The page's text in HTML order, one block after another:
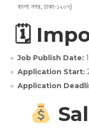
বাংলা নগর, ঢাকা-১২০৭)
🗓
Job Publish Date:
Application Start:
Application